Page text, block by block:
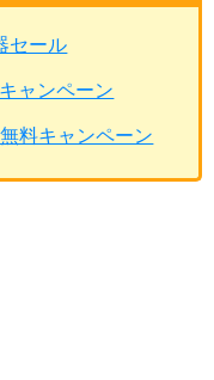
セール
ャンペーン
料キャンペーン